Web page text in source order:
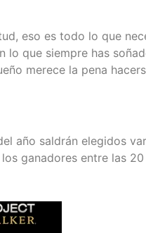
eso es todo lo que
lo que siempre has
merece la pena
año saldrán elegidos
ganadores entre las